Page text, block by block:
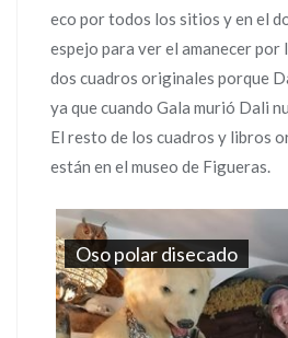
eco por todos los sitios y en el
espejo para ver el amanecer por
dos cuadros originales porque
ya que cuando Gala murió Dali
El resto de los cuadros y libros
están en el museo de Figueras.
Oso polar disecado